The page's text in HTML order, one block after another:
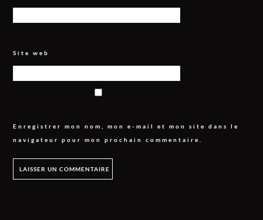
Site web
Enregistrer mon nom, mon e-mail et mon site dans le
navigateur pour mon prochain commentaire.